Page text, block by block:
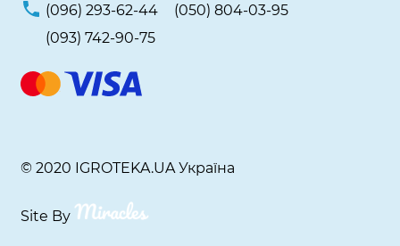
(096) 293-62-44
(050) 804-03-95
(093) 742-90-75
© 2020 IGROTEKA.UA Україна
Site By